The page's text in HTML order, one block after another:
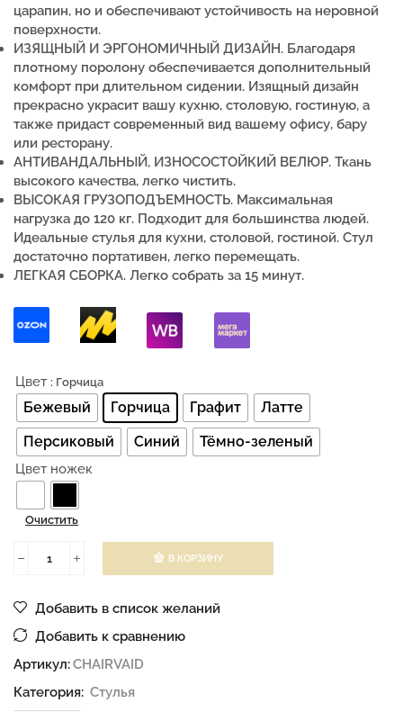
царапин, но и обеспечивают устойчивость на неровной
поверхности.
ИЗЯЩНЫЙ И ЭРГОНОМИЧНЫЙ ДИЗАЙН. Благодаря
плотному поролону обеспечивается дополнительный
комфорт при длительном сидении. Изящный дизайн
прекрасно украсит вашу кухню, столовую, гостиную, а
также придаст современный вид вашему офису, бару
или ресторану.
АНТИВАНДАЛЬНЫЙ, ИЗНОСОСТОЙКИЙ ВЕЛЮР. Ткань
высокого качества, легко чистить.
ВЫСОКАЯ ГРУЗОПОДЪЕМНОСТЬ. Максимальная
нагрузка до 120 кг. Подходит для большинства людей.
Идеальные стулья для кухни, столовой, гостиной. Стул
достаточно портативен, легко перемещать.
ЛЕГКАЯ СБОРКА. Легко собрать за 15 минут.
Цвет : Горчица
Бежевый Горчица Графит
Латте
Персиковый
Синий Тёмно-зеленый
Цвет ножек
Очистить
В КОРЗИНУ
Добавить в список желаний
Добавить к сравнению
Артикул:CHAIRVAID
Категория: Стулья